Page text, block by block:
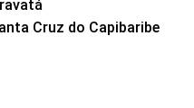
Cruz do Capibaribe